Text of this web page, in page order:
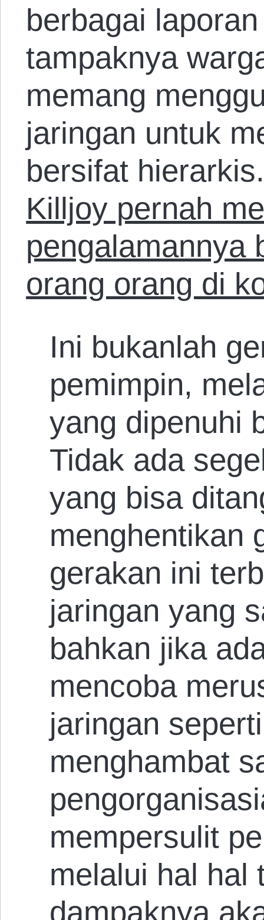
berbagai
tampaknya
memang
jaringan untuk
bersifat
Killjoy pernah
pengalamannya
orang orang di
Ini bukanlah
pemimpin,
yang dipenuhi
Tidak ada
yang bisa
menghentikan
gerakan ini
jaringan yang
bahkan jika
mencoba
jaringan
menghambat
mempersulit
melalui hal hal
dampaknya